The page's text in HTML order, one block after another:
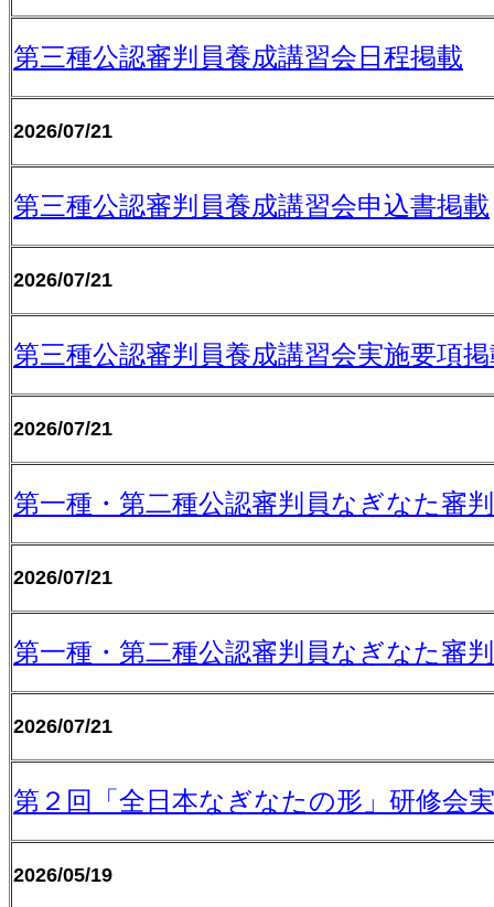
第三種公認審判員養成講習会日程掲載
2026/07/21
第三種公認審判員養成講習会申込書掲載
2026/07/21
第三種公認審判員養成講習会実施要項
2026/07/21
第一種・第二種公認審判員なぎなた審
2026/07/21
第一種・第二種公認審判員なぎなた審
2026/07/21
第２回「全日本なぎなたの形」研修会
2026/05/19